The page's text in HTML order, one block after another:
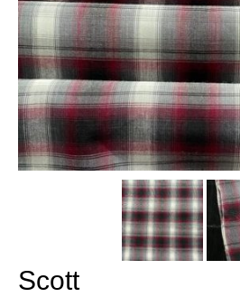
Mercerie
Dressing
Linge ancien
Ephemera
Créations
Blog
Scott